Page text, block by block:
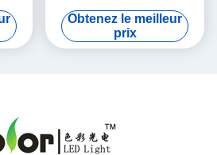
de
TDC
Obtenez le meilleur
prix